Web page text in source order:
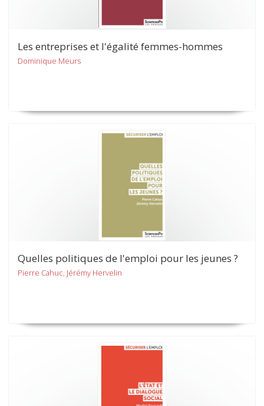
Les entreprises et l'égalité femmes-hommes
Dominique Meurs
Quelles politiques de l'emploi pour les jeunes ?
Pierre Cahuc, Jérémy Hervelin